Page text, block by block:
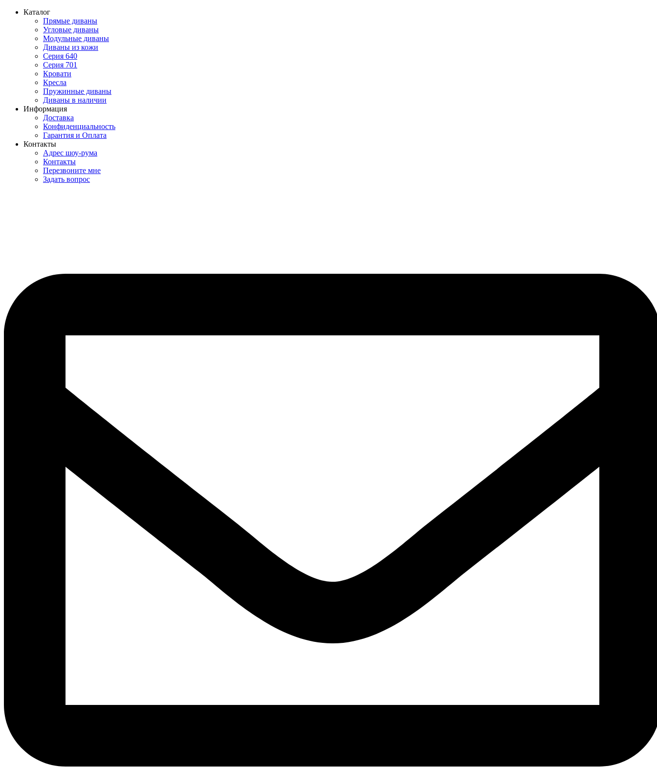
Каталог
Прямые диваны
Угловые диваны
Модульные диваны
Диваны из кожи
Серия 640
Серия 701
Кровати
Кресла
Пружинные диваны
Диваны в наличии
Информация
Доставка
Конфиденциальность
Гарантия и Оплата
Контакты
Адрес шоу-рума
Контакты
Перезвоните мне
Задать вопрос